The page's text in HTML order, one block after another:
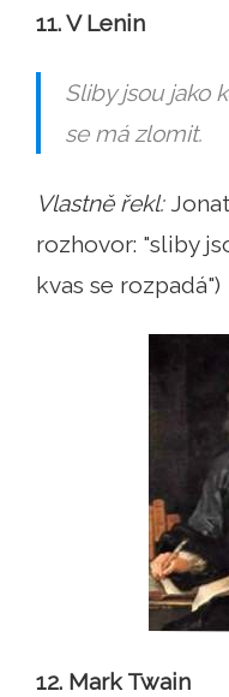
11. V Lenin
Sliby jsou jako
se má zlomit.
Vlastně řekl:
rozhovor: "sliby
kvas se rozpadá")
12. Mark Twain